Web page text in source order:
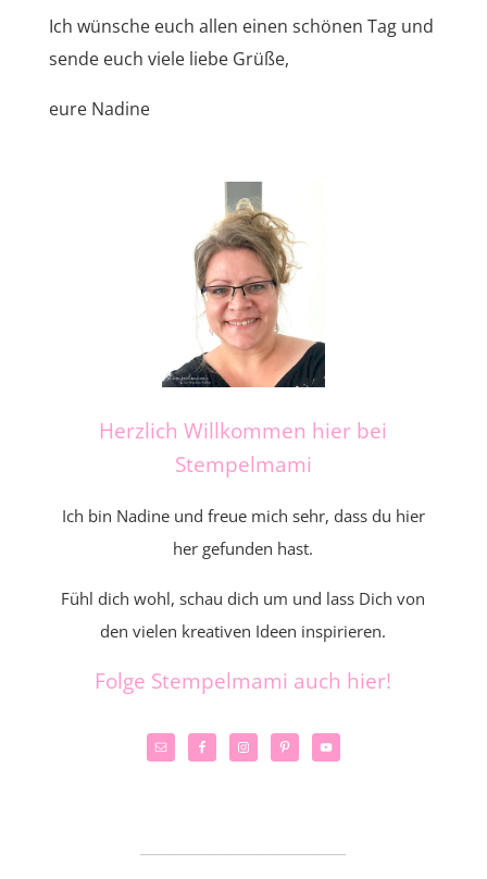
Ich wünsche euch allen einen schönen Tag und
sende euch viele liebe Grüße,
eure Nadine
Herzlich Willkommen hier bei
Stempelmami
Ich bin Nadine und freue mich sehr, dass du hier
her gefunden hast.
Fühl dich wohl, schau dich um und lass Dich von
den vielen kreativen Ideen inspirieren.
Folge Stempelmami auch hier!